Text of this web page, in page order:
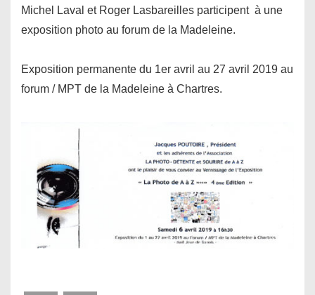
Michel Laval et Roger Lasbareilles participent à une
exposition photo au forum de la Madeleine.
Exposition permanente du 1er avril au 27 avril 2019 au
forum / MPT de la Madeleine à Chartres.